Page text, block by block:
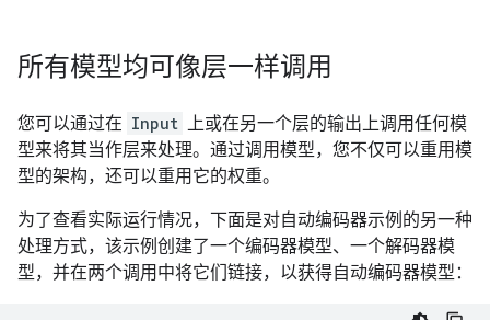
Non-trainable params: 0
Model: "autoencoder"
Layer (type)                Output Shape
conv2d (Conv2D)             (None, 26, 26,
conv2d_1 (Conv2D)           (None, 24, 24,
所有模型均可像层一样调用
您可以通过在 Input 上或在另一个层的输出上调用任何模
型来将其当作层来处理。通过调用模型，您不仅可以重用模
型的架构，还可以重用它的权重。
为了查看实际运行情况，下面是对自动编码器示例的另一种
处理方式，该示例创建了一个编码器模型、一个解码器模
型，并在两个调用中将它们链接，以获得自动编码器模型：